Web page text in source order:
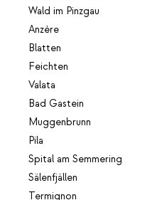
Wald im Pinzgau
Anzère
Blatten
Feichten
Valata
Bad Gastein
Muggenbrunn
Pila
Spital am Semmering
Sälenfjällen
Termignon